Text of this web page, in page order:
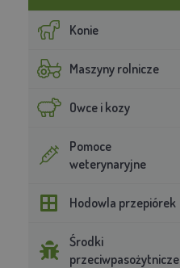
Konie
Maszyny rolnicze
Owce i kozy
Pomoce
weterynaryjne
Hodowla przepiórek
Środki
przeciwpasożytnicze